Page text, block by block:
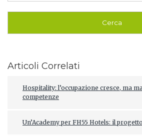
Articoli Correlati
Hospitality: l’occupazione cresce, ma
competenze
Un’Academy per FH55 Hotels: il progetto